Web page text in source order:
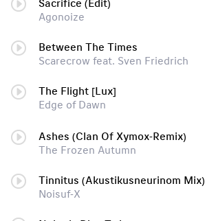
Sacrifice (Edit)
Agonoize
Between The Times
Scarecrow feat. Sven Friedrich
The Flight [Lux]
Edge of Dawn
Ashes (Clan Of Xymox-Remix)
The Frozen Autumn
Tinnitus (Akustikusneurinom Mix)
Noisuf-X